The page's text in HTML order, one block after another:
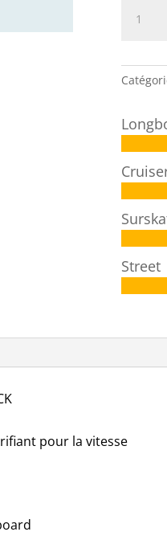
7
NOIR
Street
pour la vitesse